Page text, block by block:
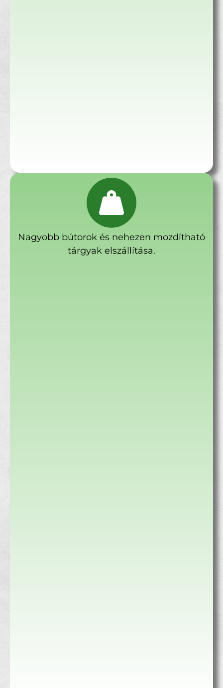
Nagyobb bútorok és nehezen mozdítható
tárgyak elszállítása.